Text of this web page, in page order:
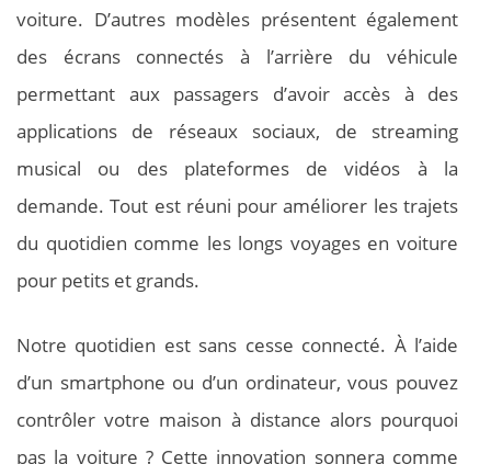
voiture. D’autres modèles présentent également
des écrans connectés à l’arrière du véhicule
permettant aux passagers d’avoir accès à des
applications de réseaux sociaux, de streaming
musical ou des plateformes de vidéos à la
demande. Tout est réuni pour améliorer les trajets
du quotidien comme les longs voyages en voiture
pour petits et grands.
Notre quotidien est sans cesse connecté. À l’aide
d’un smartphone ou d’un ordinateur, vous pouvez
contrôler votre maison à distance alors pourquoi
pas la voiture ? Cette innovation sonnera comme